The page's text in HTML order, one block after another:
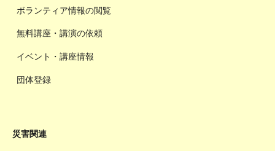
ボランティア情報の閲覧
無料講座・講演の依頼
イベント・講座情報
団体登録
災害関連